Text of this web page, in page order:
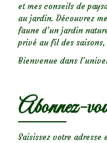
et mes conseils de
au jardin. Découvrez
faune d’un jardin
privé au fil des
Bienvenue dans
Abonnez-
Saisissez votre